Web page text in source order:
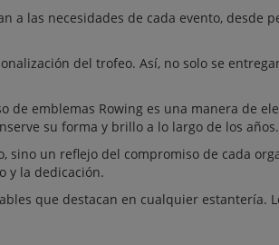
a las necesidades de cada evento, desde
del trofeo. Así, no solo se
de emblemas Rowing es una manera de
su forma y brillo a lo largo de los años.
sino un reflejo del compromiso de cada
y la dedicación.
que destacan en cualquier estantería.